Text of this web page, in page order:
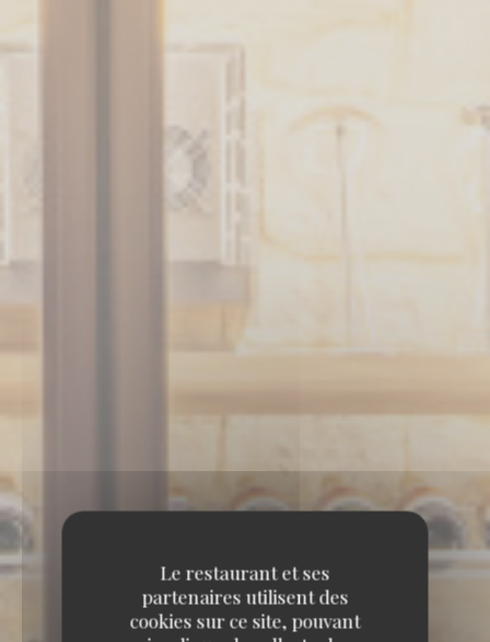
Le restaurant et ses
partenaires utilisent des
cookies sur ce site, pouvant